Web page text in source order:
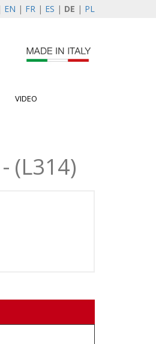
EN | FR | ES | DE | PL
VIDEO
(L314)